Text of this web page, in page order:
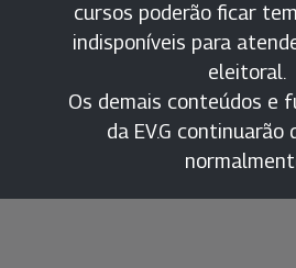
cursos poderão ficar
indisponíveis para
eleitoral.
Os demais conteúdos e
da EV.G continuarão